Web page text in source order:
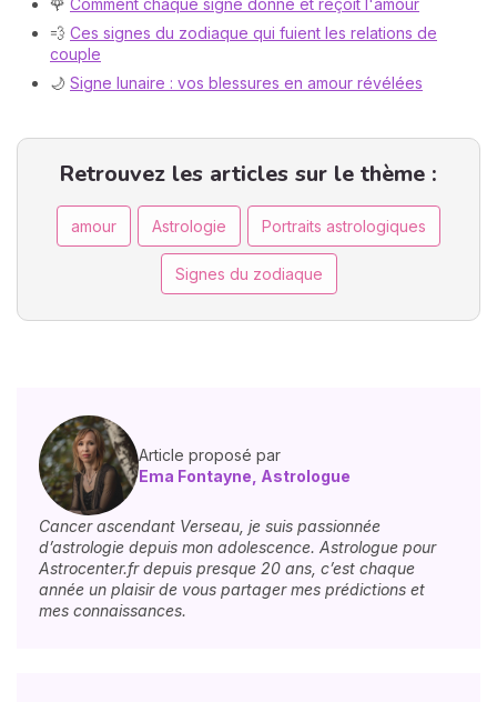
🌹 Comment chaque signe donne et reçoit l'amour
💨 Ces signes du zodiaque qui fuient les relations de
couple
🌙 Signe lunaire : vos blessures en amour révélées
Retrouvez les articles sur le thème :
amour Astrologie Portraits astrologiques
Signes du zodiaque
Article proposé par
Ema Fontayne, Astrologue
Cancer ascendant Verseau, je suis passionnée
d’astrologie depuis mon adolescence. Astrologue pour
Astrocenter.fr depuis presque 20 ans, c’est chaque
année un plaisir de vous partager mes prédictions et
mes connaissances.